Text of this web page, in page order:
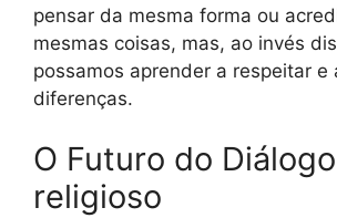
pensar da mesma forma ou
mesmas coisas, mas, ao invés
possamos aprender a respeitar e
diferenças.
O Futuro do
religioso